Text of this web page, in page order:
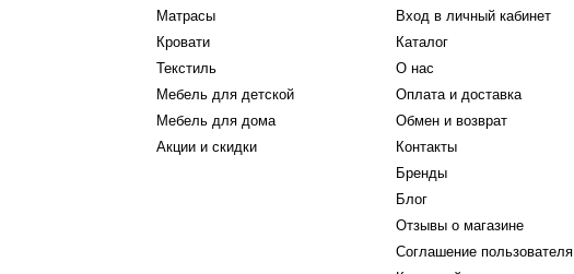
Матрасы
Кровати
Текстиль
Мебель для детской
Мебель для дома
Акции и скидки
Вход в личный кабинет
Каталог
О нас
Оплата и доставка
Обмен и возврат
Контакты
Бренды
Блог
Отзывы о магазине
Соглашение пользователя